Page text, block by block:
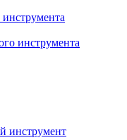
инструмента
инструмент